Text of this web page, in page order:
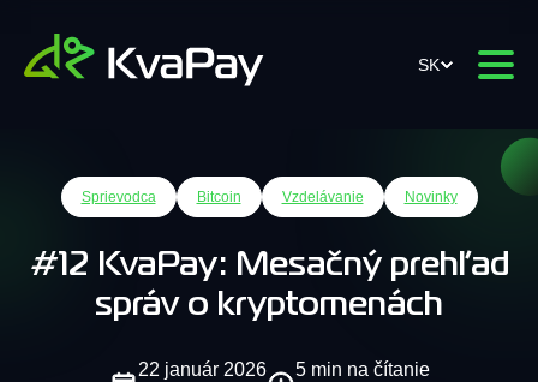
SK
Sprievodca Bitcoin Vzdelávanie Novinky
#12 KvaPay: Mesačný prehľad
správ o kryptomenách
22 január 2026 5 min na čítanie